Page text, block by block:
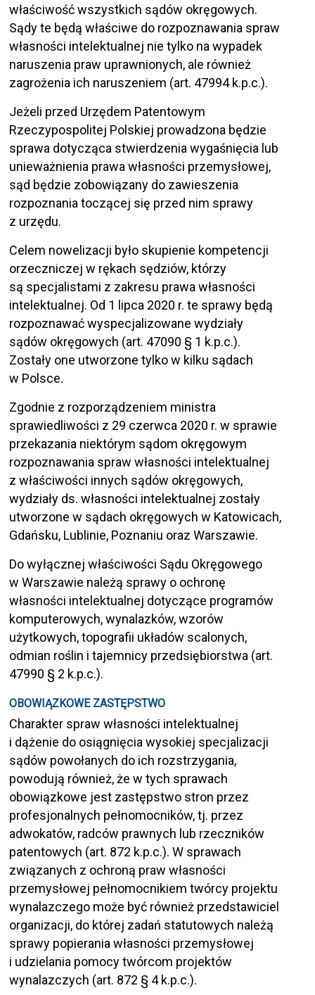
właściwość wszystkich sądów okręgowych.
Sądy te będą właściwe do rozpoznawania spraw
własności intelektualnej nie tylko na wypadek
naruszenia praw uprawnionych, ale również
zagrożenia ich naruszeniem (art. 47994 k.p.c.).
Jeżeli przed Urzędem Patentowym
Rzeczypospolitej Polskiej prowadzona będzie
sprawa dotycząca stwierdzenia wygaśnięcia lub
unieważnienia prawa własności przemysłowej,
sąd będzie zobowiązany do zawieszenia
rozpoznania toczącej się przed nim sprawy
z urzędu.
Celem nowelizacji było skupienie kompetencji
orzeczniczej w rękach sędziów, którzy
są specjalistami z zakresu prawa własności
intelektualnej. Od 1 lipca 2020 r. te sprawy będą
rozpoznawać wyspecjalizowane wydziały
sądów okręgowych (art. 47090 § 1 k.p.c.).
Zostały one utworzone tylko w kilku sądach
w Polsce.
Zgodnie z rozporządzeniem ministra
sprawiedliwości z 29 czerwca 2020 r. w sprawie
przekazania niektórym sądom okręgowym
rozpoznawania spraw własności intelektualnej
z właściwości innych sądów okręgowych,
wydziały ds. własności intelektualnej zostały
utworzone w sądach okręgowych w Katowicach,
Gdańsku, Lublinie, Poznaniu oraz Warszawie.
Do wyłącznej właściwości Sądu Okręgowego
w Warszawie należą sprawy o ochronę
własności intelektualnej dotyczące programów
komputerowych, wynalazków, wzorów
użytkowych, topografii układów scalonych,
odmian roślin i tajemnicy przedsiębiorstwa (art.
47990 § 2 k.p.c.).
OBOWIĄZKOWE ZASTĘPSTWO
Charakter spraw własności intelektualnej
i dążenie do osiągnięcia wysokiej specjalizacji
sądów powołanych do ich rozstrzygania,
powodują również, że w tych sprawach
obowiązkowe jest zastępstwo stron przez
profesjonalnych pełnomocników, tj. przez
adwokatów, radców prawnych lub rzeczników
patentowych (art. 872 k.p.c.). W sprawach
związanych z ochroną praw własności
przemysłowej pełnomocnikiem twórcy projektu
wynalazczego może być również przedstawiciel
organizacji, do której zadań statutowych należą
sprawy popierania własności przemysłowej
i udzielania pomocy twórcom projektów
wynalazczych (art. 872 § 4 k.p.c.).